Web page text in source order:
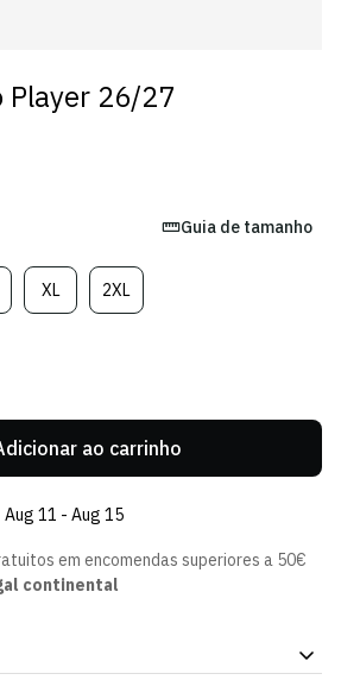
26/27
Guia de tamanho
XLVariante
Esgotada
2XLVariante
Esgotada
ao carrinho
Aug 11 - Aug 15
em encomendas superiores a 50€
continental